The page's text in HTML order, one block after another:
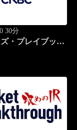
30分
・プレイブック